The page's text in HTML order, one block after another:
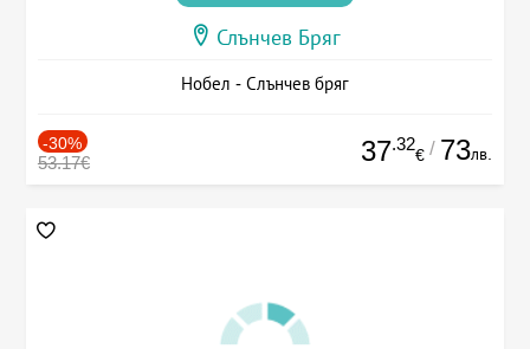
Слънчев Бряг
Нобел - Слънчев бряг
-30%
53.17€ 37.32
€ / 73лв.